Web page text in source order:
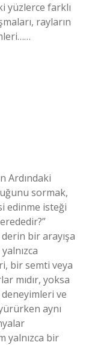
yüzlerce farklı
rayların
Ardındaki
sormak,
edinme isteği
bir arayışa
bir semti veya
mıdır, yoksa
deneyimleri ve
aynı
yalnızca bir